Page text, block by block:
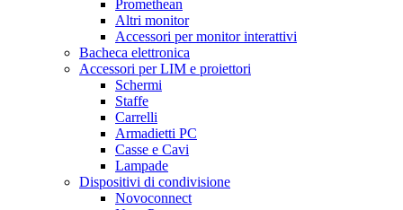
Promethean
Altri monitor
Accessori per monitor interattivi
Bacheca elettronica
Accessori per LIM e proiettori
Schermi
Staffe
Carrelli
Armadietti PC
Casse e Cavi
Lampade
Dispositivi di condivisione
Novoconnect